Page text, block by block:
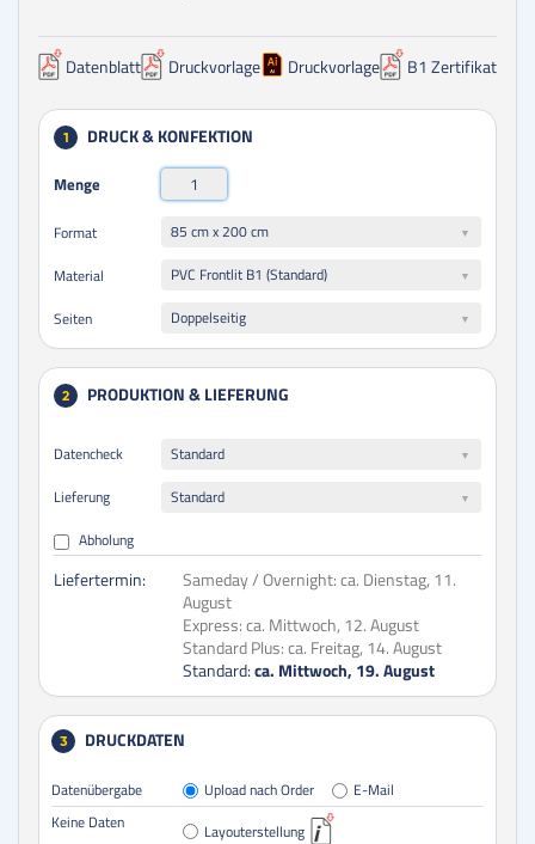
Datenblatt Druckvorlage Druckvorlage B1 Zertifikat
1 DRUCK & KONFEKTION
Menge
Format
85 cm x 200 cm
Material
PVC Frontlit B1 (Standard)
Seiten
Doppelseitig
2 PRODUKTION & LIEFERUNG
Datencheck
Standard
Lieferung
Standard
Abholung
Liefertermin: Sameday / Overnight:ca. Dienstag, 11.
August
Express:ca. Mittwoch, 12. August
Standard Plus:ca. Freitag, 14. August
Standard:ca. Mittwoch, 19. August
3 DRUCKDATEN
Datenübergabe Upload nach Order
E-Mail
Keine Daten
Layouterstellung